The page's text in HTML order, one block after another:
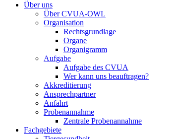
Über uns
Über CVUA-OWL
Organisation
Rechtsgrundlage
Organe
Organigramm
Aufgabe
Aufgabe des CVUA
Wer kann uns beauftragen?
Akkreditierung
Ansprechpartner
Anfahrt
Probenannahme
Zentrale Probenannahme
Fachgebiete